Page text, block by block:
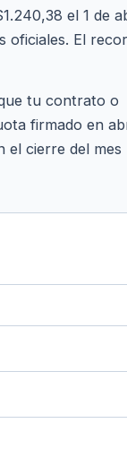
el 1 de
oficiales. El
tu contrato o
firmado en
el cierre del mes